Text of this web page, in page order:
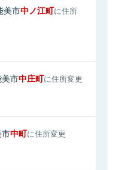
美市中ノ江町に住所
市中庄町に住所変更
中町に住所変更